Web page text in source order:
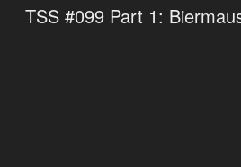
TSS #099 Part 1: